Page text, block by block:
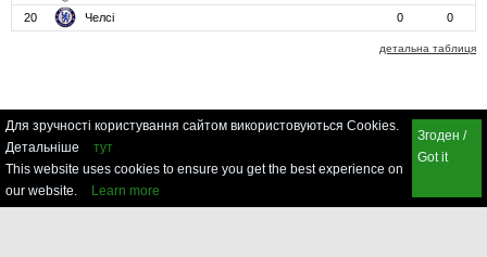
20
Челсі 0 0
детальна таблиця
Для зручності користування сайтом використовуються Cookies.
Детальніше
тут
This website uses cookies to ensure you get the best experience on
our website.
Learn more
Згоден /
Got it